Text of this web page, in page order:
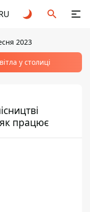
2023
у столиці
як працює